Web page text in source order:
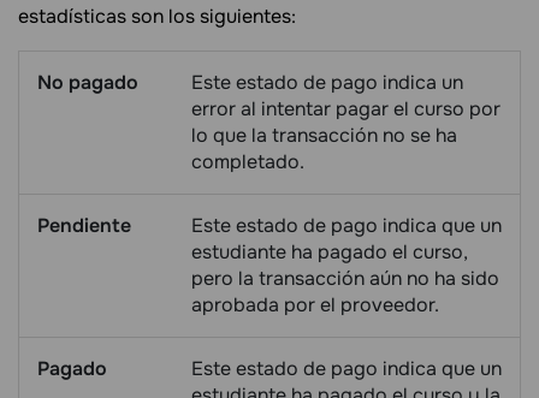
estadísticas son los siguientes:
No pagado
Este estado de pago indica un
error al intentar pagar el curso por
lo que la transacción no se ha
completado.
Pendiente
Este estado de pago indica que un
estudiante ha pagado el curso,
pero la transacción aún no ha sido
aprobada por el proveedor.
Pagado
Este estado de pago indica que un